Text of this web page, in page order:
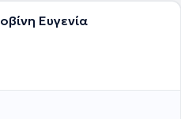
Ευγενία